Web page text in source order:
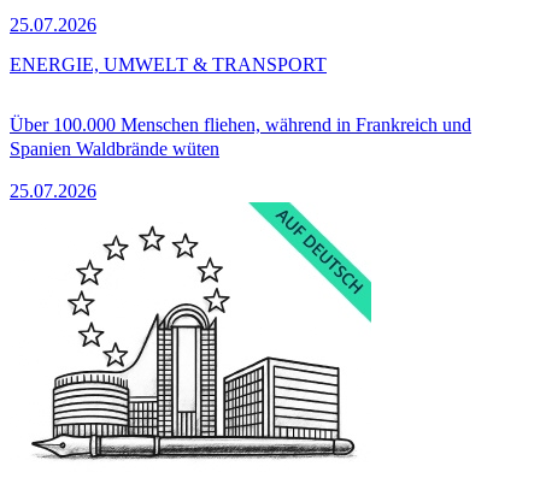
25.07.2026
Über 100.000 Menschen fliehen, während in Frankreich und
Spanien Waldbrände wüten
25.07.2026
ENERGIE, UMWELT & TRANSPORT